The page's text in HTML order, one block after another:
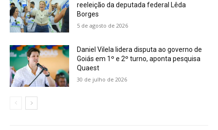
reeleição da deputada federal Lêda
Borges
5 de agosto de 2026
Daniel Vilela lidera disputa ao governo de
Goiás em 1º e 2º turno, aponta pesquisa
Quaest
30 de julho de 2026